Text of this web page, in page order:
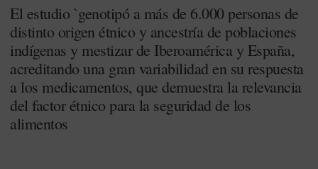
El estudio `genotipó a más de 6.000 personas de
distinto origen étnico y ancestría de poblaciones
indígenas y mestizar de Iberoamérica y España,
acreditando una gran variabilidad en su respuesta
a los medicamentos, que demuestra la relevancia
del factor étnico para la seguridad de los
alimentos